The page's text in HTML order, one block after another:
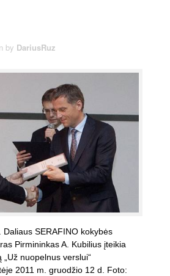
by DariusRuz
SERAFINO kokybės
Pirmininkas A. Kubilius įteikia
nuopelnus verslui“
2011 m. gruodžio 12 d. Foto: